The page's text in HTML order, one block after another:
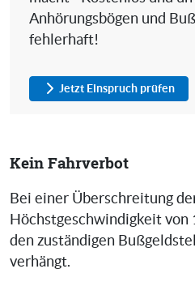
Anhörungsbögen und
fehlerhaft!
Jetzt Einspruch prüfen
Kein Fahrverbot
Bei einer Überschreitung
Höchstgeschwindigkeit von
den zuständigen
verhängt.